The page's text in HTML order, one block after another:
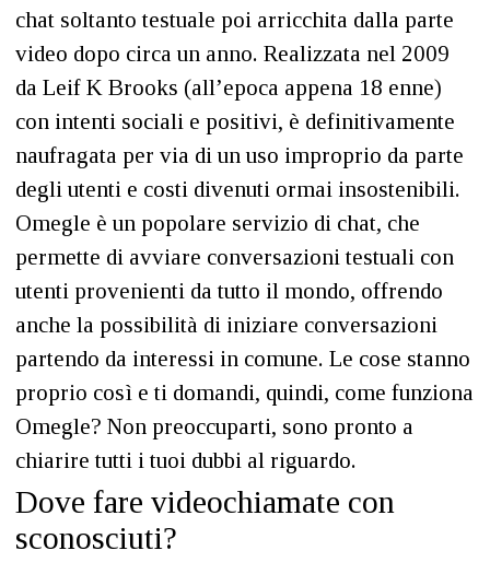
chat soltanto testuale poi arricchita dalla parte
video dopo circa un anno. Realizzata nel 2009
da Leif K Brooks (all’epoca appena 18 enne)
con intenti sociali e positivi, è definitivamente
naufragata per via di un uso improprio da parte
degli utenti e costi divenuti ormai insostenibili.
Omegle è un popolare servizio di chat, che
permette di avviare conversazioni testuali con
utenti provenienti da tutto il mondo, offrendo
anche la possibilità di iniziare conversazioni
partendo da interessi in comune. Le cose stanno
proprio così e ti domandi, quindi, come funziona
Omegle? Non preoccuparti, sono pronto a
chiarire tutti i tuoi dubbi al riguardo.
Dove fare videochiamate con
sconosciuti?